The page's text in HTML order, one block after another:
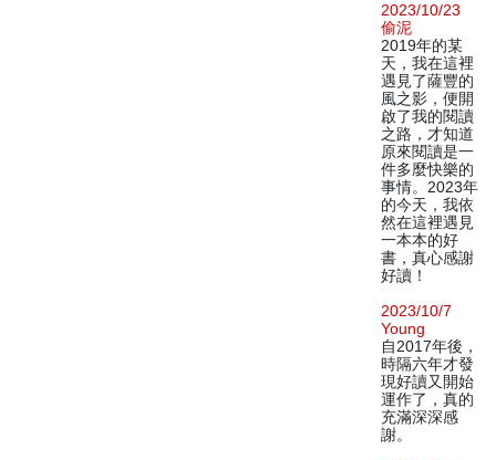
2023/10/23
偷泥
2019年的某
天，我在這裡
遇見了薩豐的
風之影，便開
啟了我的閱讀
之路，才知道
原來閱讀是一
件多麼快樂的
事情。2023年
的今天，我依
然在這裡遇見
一本本的好
書，真心感謝
好讀！
2023/10/7
Young
自2017年後，
時隔六年才發
現好讀又開始
運作了，真的
充滿深深感
謝。